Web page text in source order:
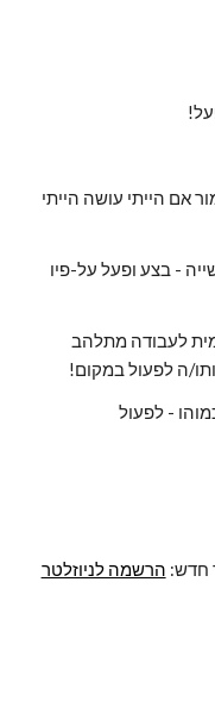
- בצע ופעל על-פיו
ה לפעול במקום!
חדש: הרשמה לניוזלטר